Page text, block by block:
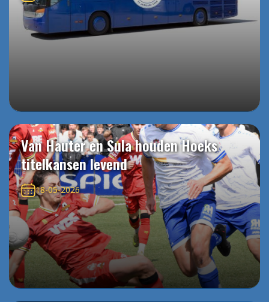
Van Hauter en Sula houden Hoeks
titelkansen levend
18-05-2026